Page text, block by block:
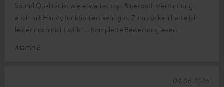
Sound Qualität ist wie erwartet top. Bluetooth Verbindung
auch mit Handy funktioniert sehr gut. Zum zocken hatte ich
leider noch nicht wirkl
Komplette Bewertung lesen
Martin E.
04.06.2026